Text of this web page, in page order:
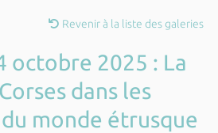
Revenir à la liste des galeries
octobre 2025 : La
dans les
monde étrusque